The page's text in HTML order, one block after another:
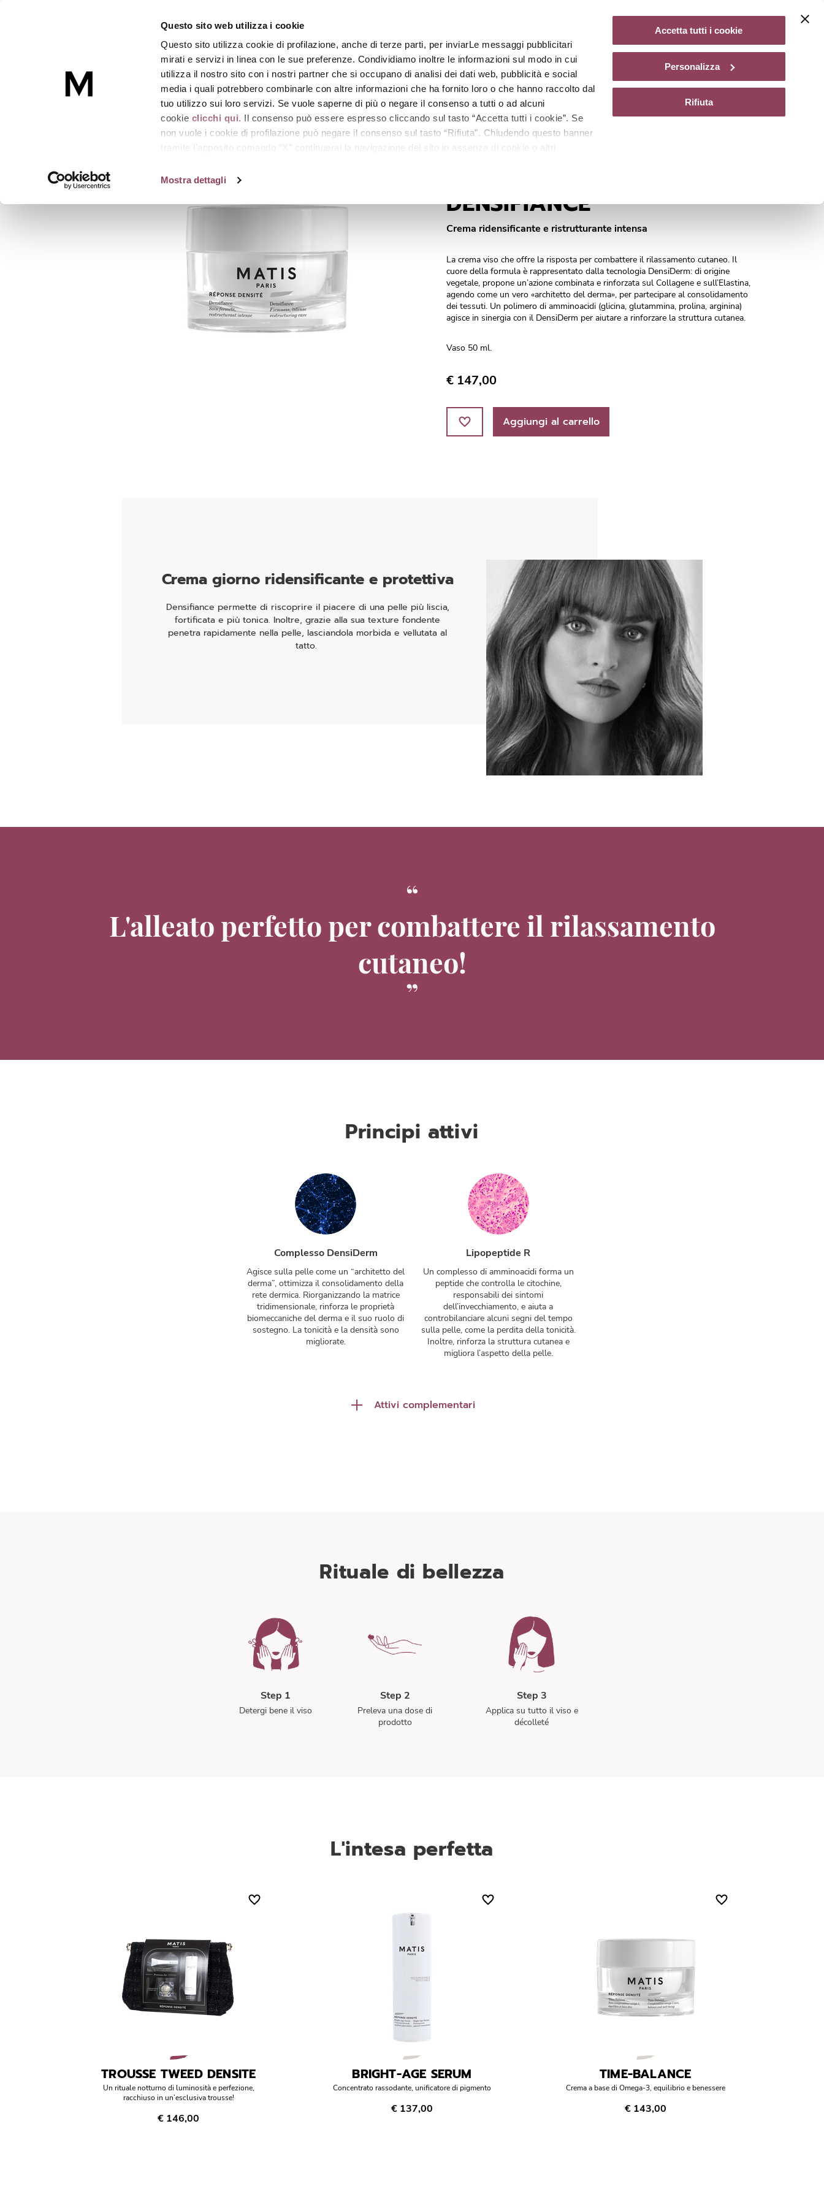
Questo sito web utilizza i cookie
Questo sito utilizza cookie di profilazione, anche di terze parti, per inviarLe messaggi pubblicitari
mirati e servizi in linea con le sue preferenze. Condividiamo inoltre le informazioni sul modo in cui
utilizza il nostro sito con i nostri partner che si occupano di analisi dei dati web, pubblicità e social
media i quali potrebbero combinarle con altre informazioni che ha fornito loro o che hanno raccolto dal
tuo utilizzo sui loro servizi. Se vuole saperne di più o negare il consenso a tutti o ad alcuni
cookie clicchi qui. Il consenso può essere espresso cliccando sul tasto “Accetta tutti i cookie”. Se
non vuole i cookie di profilazione può negare il consenso sul tasto “Rifiuta”. Chiudendo questo banner
tramite l’apposito comando “X” continuerai la navigazione del sito in assenza di cookie o altri
Mostra dettagli
Accetta tutti i cookie
Personalizza
Rifiuta
Skincare Linee Trattamenti Centri estetici Matis Paris Magazine
DENSIFIANCE Aggiungi al carrello
Creme viso DENSIFIANCE
DENSIFIANCE
Crema ridensificante e ristrutturante intensa
La crema viso che offre la risposta per combattere il rilassamento cutaneo. Il
cuore della formula è rappresentato dalla tecnologia DensiDerm: di origine
vegetale, propone un’azione combinata e rinforzata sul Collagene e sull’Elastina,
agendo come un vero «architetto del derma», per partecipare al consolidamento
dei tessuti. Un polimero di amminoacidi (glicina, glutammina, prolina, arginina)
agisce in sinergia con il DensiDerm per aiutare a rinforzare la struttura cutanea.
Vaso 50 ml.
€ 147,00
Aggiungi al carrello
Crema giorno ridensificante e protettiva
Densifiance permette di riscoprire il piacere di una pelle più liscia,
fortificata e più tonica. Inoltre, grazie alla sua texture fondente
penetra rapidamente nella pelle, lasciandola morbida e vellutata al
tatto.
L'alleato perfetto per combattere il rilassamento
cutaneo!
Principi attivi
Complesso DensiDerm
Agisce sulla pelle come un “architetto del
derma”, ottimizza il consolidamento della
rete dermica. Riorganizzando la matrice
tridimensionale, rinforza le proprietà
biomeccaniche del derma e il suo ruolo di
sostegno. La tonicità e la densità sono
migliorate.
Lipopeptide R
Un complesso di amminoacidi forma un
peptide che controlla le citochine,
responsabili dei sintomi
dell’invecchiamento, e aiuta a
controbilanciare alcuni segni del tempo
sulla pelle, come la perdita della tonicità.
Inoltre, rinforza la struttura cutanea e
migliora l’aspetto della pelle.
Attivi complementari
Rituale di bellezza
Step 1
Detergi bene il viso
Step 2
Preleva una dose di
prodotto
Step 3
Applica su tutto il viso e
décolleté
L'intesa perfetta
TROUSSE TWEED DENSITE
Un rituale notturno di luminosità e perfezione,
racchiuso in un’esclusiva trousse!
€ 146,00
BRIGHT-AGE SERUM
Concentrato rassodante, unificatore di pigmento
€ 137,00
TIME-BALANCE
Crema a base di Omega-3, equilibrio e benessere
€ 143,00